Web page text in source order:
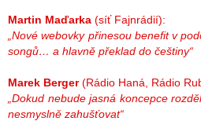
Martin Maďarka (síť Fajnrádií):
„Nové webovky přinesou benefit v
songů… a hlavně překlad do češtiny“
Marek Berger(Rádio Haná, Rádio
„Dokud nebude jasná koncepce
nesmyslně zahušťovat“